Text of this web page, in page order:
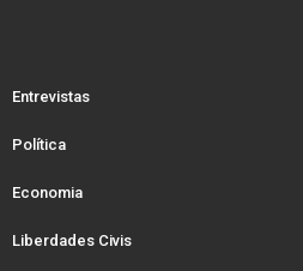
Entrevistas
Política
Economia
Liberdades Civis